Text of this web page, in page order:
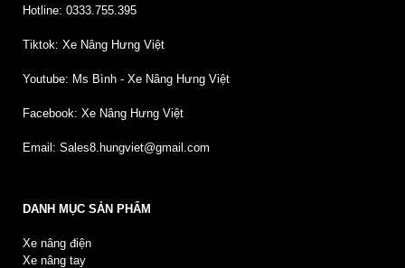
Hotline: 0333.755.395
Tiktok: Xe Nâng Hưng Việt
Youtube: Ms Bình - Xe Nâng Hưng Việt
Facebook: Xe Nâng Hưng Việt
Email: Sales8.hungviet@gmail.com
DANH MỤC SẢN PHẨM
Xe nâng điện
Xe nâng tay